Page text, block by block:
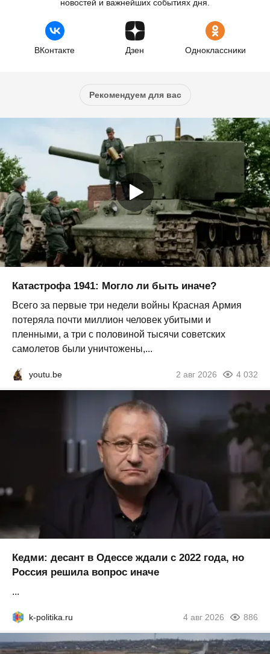
новостей и важнейших событиях дня.
ВКонтакте Дзен Одноклассники
Рекомендуем для вас
Катастрофа 1941: Могло ли быть иначе?
Всего за первые три недели войны Красная Армия
потеряла почти миллион человек убитыми и
пленными, а три с половиной тысячи советских
самолетов были уничтожены,...
youtu.be 2 авг 2026 4 032
Кедми: десант в Одессе ждали с 2022 года, но
Россия решила вопрос иначе
...
k-politika.ru 4 авг 2026 886